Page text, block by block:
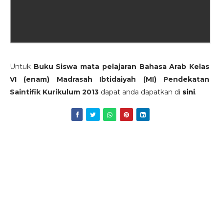
Untuk Buku Siswa mata pelajaran Bahasa Arab Kelas
VI (enam) Madrasah Ibtidaiyah (MI) Pendekatan
Saintifik Kurikulum 2013 dapat anda dapatkan di sini.